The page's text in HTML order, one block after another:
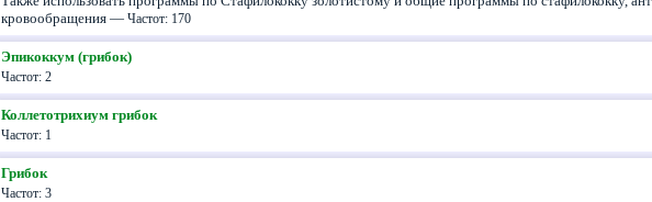
кровообращения — Частот: 170
Эпикоккум (грибок)
Частот: 2
Коллетотрихиум грибок
Частот: 1
Грибок
Частот: 3